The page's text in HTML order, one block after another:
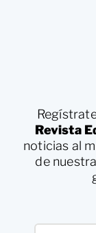
Revista
noticias al
de